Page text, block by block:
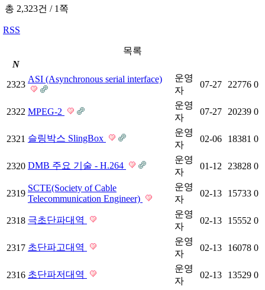
총 2,323건 /1쪽
RSS
목록
N
2323
ASI (Asynchronous serial interface)
운영
자
07-27 22776 0
2322 MPEG-2
운영
자
07-27 20239 0
2321 슬링박스 SlingBox
운영
자
02-06 18381 0
2320 DMB 주요 기술 - H.264
운영
자
01-12 23828 0
2319
SCTE(Society of Cable
Telecommunication Engineer)
운영
자
02-13 15733 0
2318 극초단파대역
운영
자
02-13 15552 0
2317 초단파고대역
운영
자
02-13 16078 0
2316 초단파저대역
운영
자
02-13 13529 0